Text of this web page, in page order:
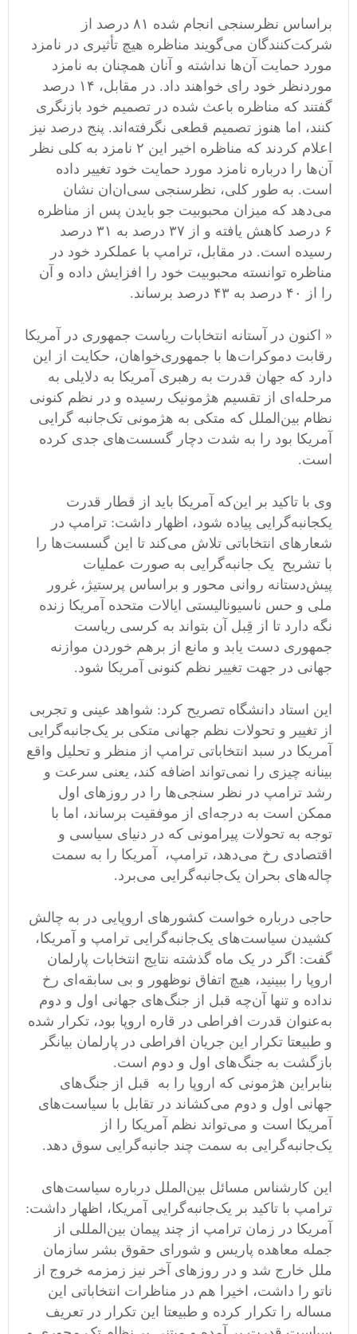
براساس نظرسنجی انجام شده ۸۱ درصد از
شرکت‌کنندگان می‌گویند مناظره هیچ تأثیری در نامزد
مورد حمایت آن‌ها نداشته و آنان همچنان به نامزد
موردنظر خود رای خواهند داد. در مقابل، ۱۴ درصد
گفتند که مناظره باعث شده در تصمیم خود بازنگری
کنند، اما هنوز تصمیم قطعی نگرفته‌اند. پنج درصد نیز
اعلام کردند که مناظره اخیر این ۲ نامزد به‌ کلی نظر
آن‌ها را درباره نامزد مورد حمایت خود تغییر داده
است. به طور کلی، نظرسنجی سی‌ان‌ان نشان
می‌دهد که میزان محبوبیت جو بایدن پس از مناظره
۶ درصد کاهش یافته و از ۳۷ درصد به ۳۱ درصد
رسیده است. در مقابل، ترامپ با عملکرد خود در
مناظره توانسته محبوبیت خود را افزایش داده و آن
را از ۴۰ درصد به ۴۳ درصد برساند.
« اکنون در آستانه انتخابات ریاست جمهوری در آمریکا
رقابت دموکرات‌ها با جمهوری‌خواهان، حکایت از این
دارد که جهان قدرت به رهبری آمریکا به دلایلی به
مرحله‌ای از تقسیم هژمونیک رسیده و در نظم کنونی
نظام بین‌الملل که متکی به هژمونی تک‌جانبه گرایی
آمریکا بود را به شدت دچار گسست‌های جدی کرده
است.
وی با تاکید بر این‌که آمریکا باید از قطار قدرت
یکجانبه‌گرایی پیاده شود، اظهار داشت: ترامپ در
شعارهای انتخاباتی تلاش می‌کند تا این گسست‌ها را
با تشریح یک جانبه‌گرایی به صورت عملیات
پیش‌دستانه روانی محور و براساس پرستیژ، غرور
ملی و حس ناسیونالیستی ایالات متحده آمریکا زنده
نگه دارد تا از قِبل آن بتواند به کرسی ریاست
جمهوری دست یابد و مانع از برهم خوردن موازنه
جهانی در جهت تغییر نظم کنونی آمریکا شود.
این استاد دانشگاه تصریح کرد: شواهد عینی و تجربی
از تغییر و تحولات نظم جهانی متکی بر یک‌جانبه‌گرایی
آمریکا در سبد انتخاباتی ترامپ از منظر و تحلیل واقع
بینانه چیزی را نمی‌تواند اضافه کند، یعنی سرعت و
رشد ترامپ در نظر سنجی‌ها را در روزهای اول
ممکن است به درجه‌ای از موفقیت برساند، اما با
توجه به تحولات پیرامونی که در دنیای سیاسی و
اقتصادی رخ می‌دهد، ترامپ، آمریکا را به سمت
چاله‌های بحران یک‌جانبه‌گرایی می‌برد.
حاجی درباره خواست کشورهای اروپایی در به چالش
کشیدن سیاست‌های یک‌جانبه‌گرایی ترامپ و آمریکا،
گفت: اگر در یک ماه گذشته نتایج انتخابات پارلمان
اروپا را ببینید، هیچ اتفاق نوظهور و بی‌ سابقه‌ای رخ
نداده و تنها آن‌چه قبل از جنگ‌های جهانی اول و دوم
به‌عنوان قدرت افراطی در قاره اروپا بود، تکرار شده
و طبیعتا تکرار این جریان افراطی در پارلمان بیانگر
بازگشت به جنگ‌های اول و دوم است.
بنابراین هژمونی که اروپا را به قبل از جنگ‌های
جهانی اول و دوم می‌کشاند در تقابل با سیاست‌های
آمریکا است و می‌تواند نظم آمریکا را از
یک‌جانبه‌گرایی به سمت چند جانبه‌گرایی سوق دهد.
این کارشناس مسائل بین‌الملل درباره سیاست‌های
ترامپ با تاکید بر یک‌جانبه‌گرایی آمریکا، اظهار داشت:
آمریکا در زمان ترامپ از چند پیمان بین‌المللی از
جمله معاهده پاریس و شورای حقوق بشر سازمان
ملل خارج شد و در روزهای آخر نیز زمزمه خروج از
ناتو را داشت، اخیرا هم در مناظرات انتخاباتی این
مساله را تکرار کرده و طبیعتا این تکرار در تعریف